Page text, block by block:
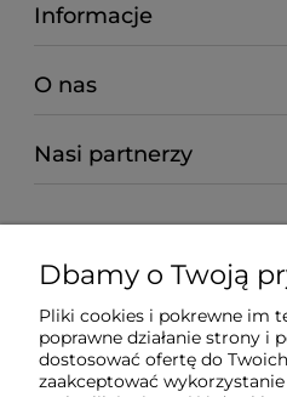
Informacje
O nas
Nasi partnerzy
Dbamy o Twoją
Pliki cookies i pokrewne im
poprawne działanie strony i
dostosować ofertę do
zaakceptować